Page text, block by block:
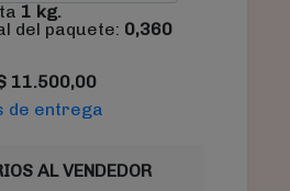
1 kg.
del paquete: 0,360
11.500,00
de entrega
AL VENDEDOR